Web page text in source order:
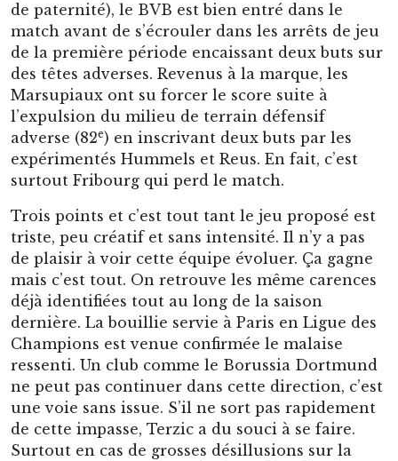
de paternité), le BVB est bien entré dans le
match avant de s’écrouler dans les arrêts de jeu
de la première période encaissant deux buts sur
des têtes adverses. Revenus à la marque, les
Marsupiaux ont su forcer le score suite à
l’expulsion du milieu de terrain défensif
adverse (82e) en inscrivant deux buts par les
expérimentés Hummels et Reus. En fait, c’est
surtout Fribourg qui perd le match.
Trois points et c’est tout tant le jeu proposé est
triste, peu créatif et sans intensité. Il n’y a pas
de plaisir à voir cette équipe évoluer. Ça gagne
mais c’est tout. On retrouve les même carences
déjà identifiées tout au long de la saison
dernière. La bouillie servie à Paris en Ligue des
Champions est venue confirmée le malaise
ressenti. Un club comme le Borussia Dortmund
ne peut pas continuer dans cette direction, c’est
une voie sans issue. S’il ne sort pas rapidement
de cette impasse, Terzic a du souci à se faire.
Surtout en cas de grosses désillusions sur la